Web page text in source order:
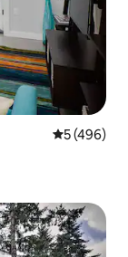
औसत रेटिंग 5
5 (496)